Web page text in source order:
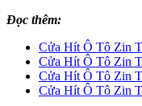
Đọc thêm:
Cửa Hít Ô Tô Zin
Cửa Hít Ô Tô Zin
Cửa Hít Ô Tô Zin
Cửa Hít Ô Tô Zin